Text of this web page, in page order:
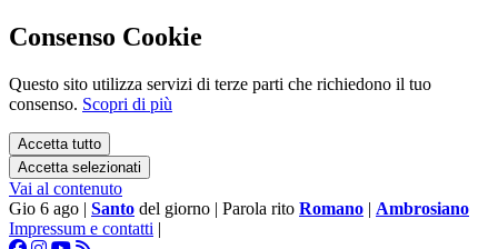
Consenso Cookie
Questo sito utilizza servizi di terze parti che richiedono il tuo
consenso. Scopri di più
Accetta tutto
Accetta selezionati
Vai al contenuto
Gio 6 ago | Santo del giorno | Parola rito Romano | Ambrosiano
Impressum e contatti |